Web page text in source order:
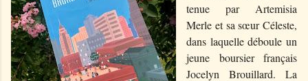
tenue par Artemisia
Merle et sa sœur Céleste,
dans laquelle déboule un
jeune boursier français
Jocelyn Brouillard. La